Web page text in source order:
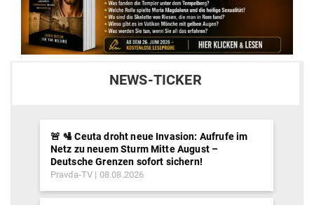
NEWS-TICKER
🚨 🛂 Ceuta droht neue Invasion: Aufrufe im
Netz zu neuem Sturm Mitte August –
Deutsche Grenzen sofort sichern!
Pravda-TV 08.08.2026